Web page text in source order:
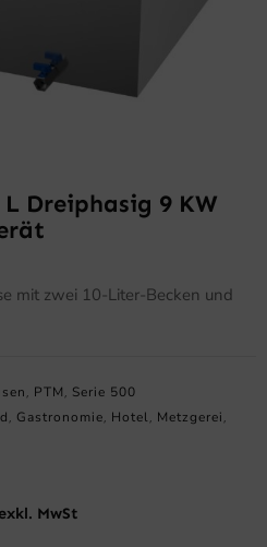
Dreiphasig 9 KW
mit zwei 10-Liter-Becken und
PTM Serie 500
Gastronomie Hotel Metzgerei
MwSt